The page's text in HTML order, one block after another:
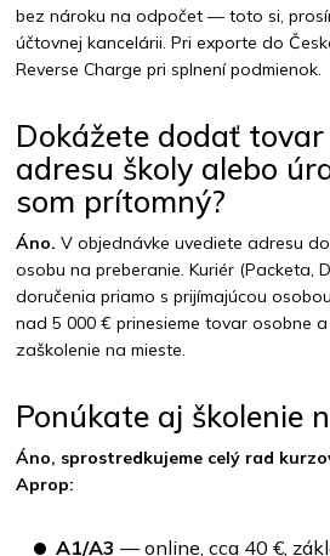
bez nároku na odpočet — toto si,
účtovnej kancelárii. Pri exporte do
Reverse Charge pri splnení podmienok.
Dokážete dodať
adresu školy alebo
som prítomný?
Áno. V objednávke uvediete adresu
osobu na preberanie. Kuriér (Packeta,
doručenia priamo s prijímajúcou
nad 5 000 € prinesieme tovar osobne
zaškolenie na mieste.
Ponúkate aj školenie
Áno, sprostredkujeme celý rad
Aprop:
A1/A3 — online, cca 40 €,